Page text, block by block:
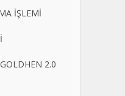
İŞLEMİ
2.0